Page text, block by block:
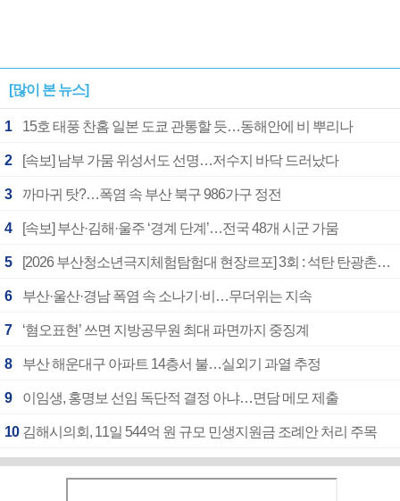
[많이 본 뉴스]
1 15호 태풍 찬홈 일본 도쿄 관통할 듯…동해안에 비 뿌리나
2 [속보] 남부 가뭄 위성서도 선명…저수지 바닥 드러났다
3 까마귀 탓?…폭염 속 부산 북구 986가구 정전
4 [속보] 부산·김해·울주 ‘경계 단계’…전국 48개 시군 가뭄
5 [2026 부산청소년극지체험탐험대 현장르포] 3회 : 석탄 탄광촌에서 북극 연구의 중심지로
6 부산·울산·경남 폭염 속 소나기·비…무더위는 지속
7 ‘혐오표현’ 쓰면 지방공무원 최대 파면까지 중징계
8 부산 해운대구 아파트 14층서 불…실외기 과열 추정
9 이임생, 홍명보 선임 독단적 결정 아냐…면담 메모 제출
10 김해시의회, 11일 544억 원 규모 민생지원금 조례안 처리 주목